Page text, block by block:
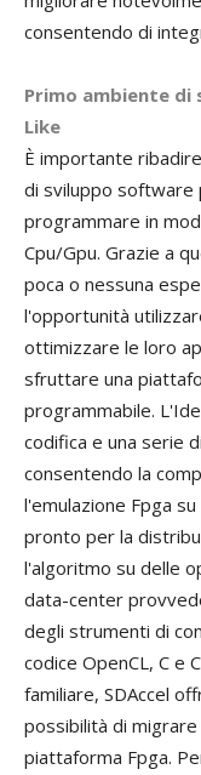
consentendo di
Primo ambiente di
Like
È importante
di sviluppo software
programmare in
Cpu/Gpu. Grazie a
poca o nessuna
l'opportunità
ottimizzare le loro
sfruttare una
programmabile.
codifica e una serie
consentendo la
l'emulazione Fpga
pronto per la
l'algoritmo su delle
data-center
degli strumenti di
codice OpenCL, C e
familiare, SDAccel
possibilità di migrare
piattaforma Fpga.